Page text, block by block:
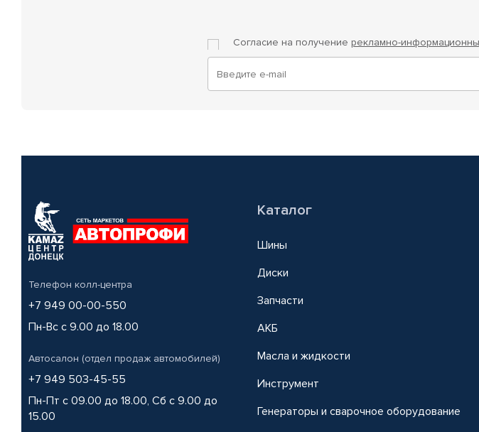
Согласие на получение рекламно-
Телефон колл-центра
+7 949 00-00-550
Пн-Вс с 9.00 до 18.00
Автосалон (отдел продаж автомобилей)
+7 949 503-45-55
Пн-Пт с 09.00 до 18.00, Сб с 9.00 до
15.00
Каталог
Шины
Диски
Запчасти
АКБ
Масла и жидкости
Инструмент
Генераторы и сварочное оборудование